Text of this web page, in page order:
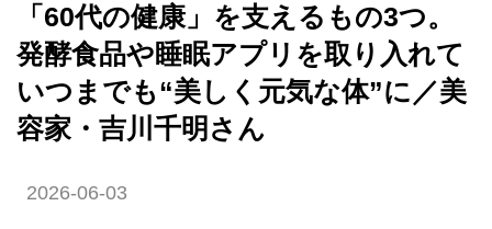
「60代の健康」を支えるもの3つ。
発酵食品や睡眠アプリを取り入れて
いつまでも“美しく元気な体”に／美
容家・吉川千明さん
2026-06-03